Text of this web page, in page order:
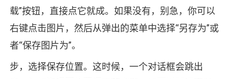
载”按钮，直接点它就成。如果没有，别急，你可以
右键点击图片，然后从弹出的菜单中选择“另存为”或
者“保存图片为”。
步，选择保存位置。这时候，一个对话框会跳出